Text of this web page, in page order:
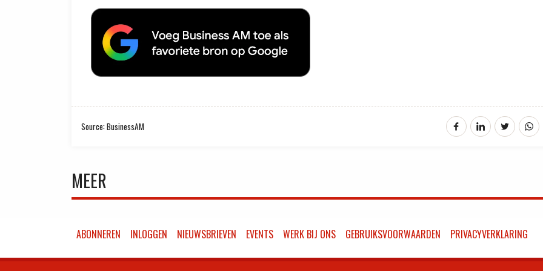
Source: BusinessAM
MEER
ABONNEREN INLOGGEN NIEUWSBRIEVEN EVENTS WERK BIJ ONS GEBRUIKSVOORWAARDEN PRIVACYVERKLARING